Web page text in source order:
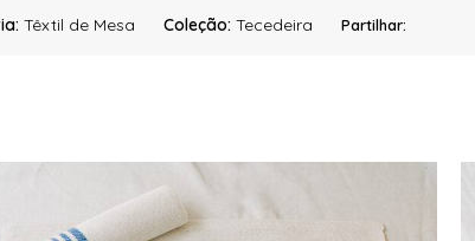
Têxtil de Mesa Coleção: Tecedeira Partilhar: